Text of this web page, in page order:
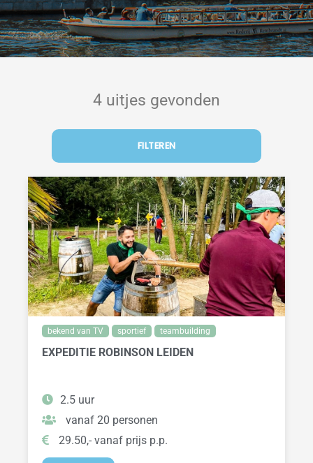
4 uitjes gevonden
FILTEREN
bekend van TV sportief teambuilding
EXPEDITIE ROBINSON LEIDEN
2.5 uur
vanaf 20 personen
29.50,- vanaf prijs p.p.